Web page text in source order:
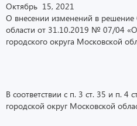
Октябрь 15, 2021
О внесении изменений в решение
области от 31.10.2019 № 07/04
городского округа Московской
В соответствии с п. 3 ст. 35 и п. 4
городской округ Московской